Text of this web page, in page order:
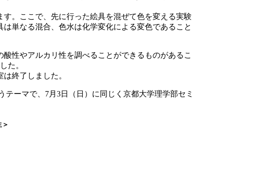
。ここで、先に行った絵具を混ぜて色を変える実験
単なる混合、色水は化学変化による変色であること
性やアルカリ性を調べることができるものがあるこ
た。
終了しました。
ーマで、7月3日（日）に同じく京都大学理学部セミ